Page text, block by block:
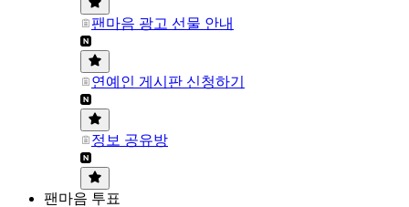
팬마음 광고 선물 안내
연예인 게시판 신청하기
정보 공유방
팬마음 투표